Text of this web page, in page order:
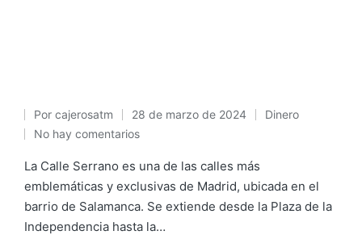
Publicado
por
Por cajerosatm 28 de marzo de 2024
Publicado
Dinero
No hay comentarios
La Calle Serrano es una de las calles más
emblemáticas y exclusivas de Madrid, ubicada en el
barrio de Salamanca. Se extiende desde la Plaza de la
Independencia hasta la…